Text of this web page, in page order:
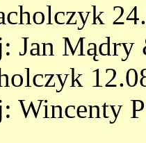
Jan
Wincenty